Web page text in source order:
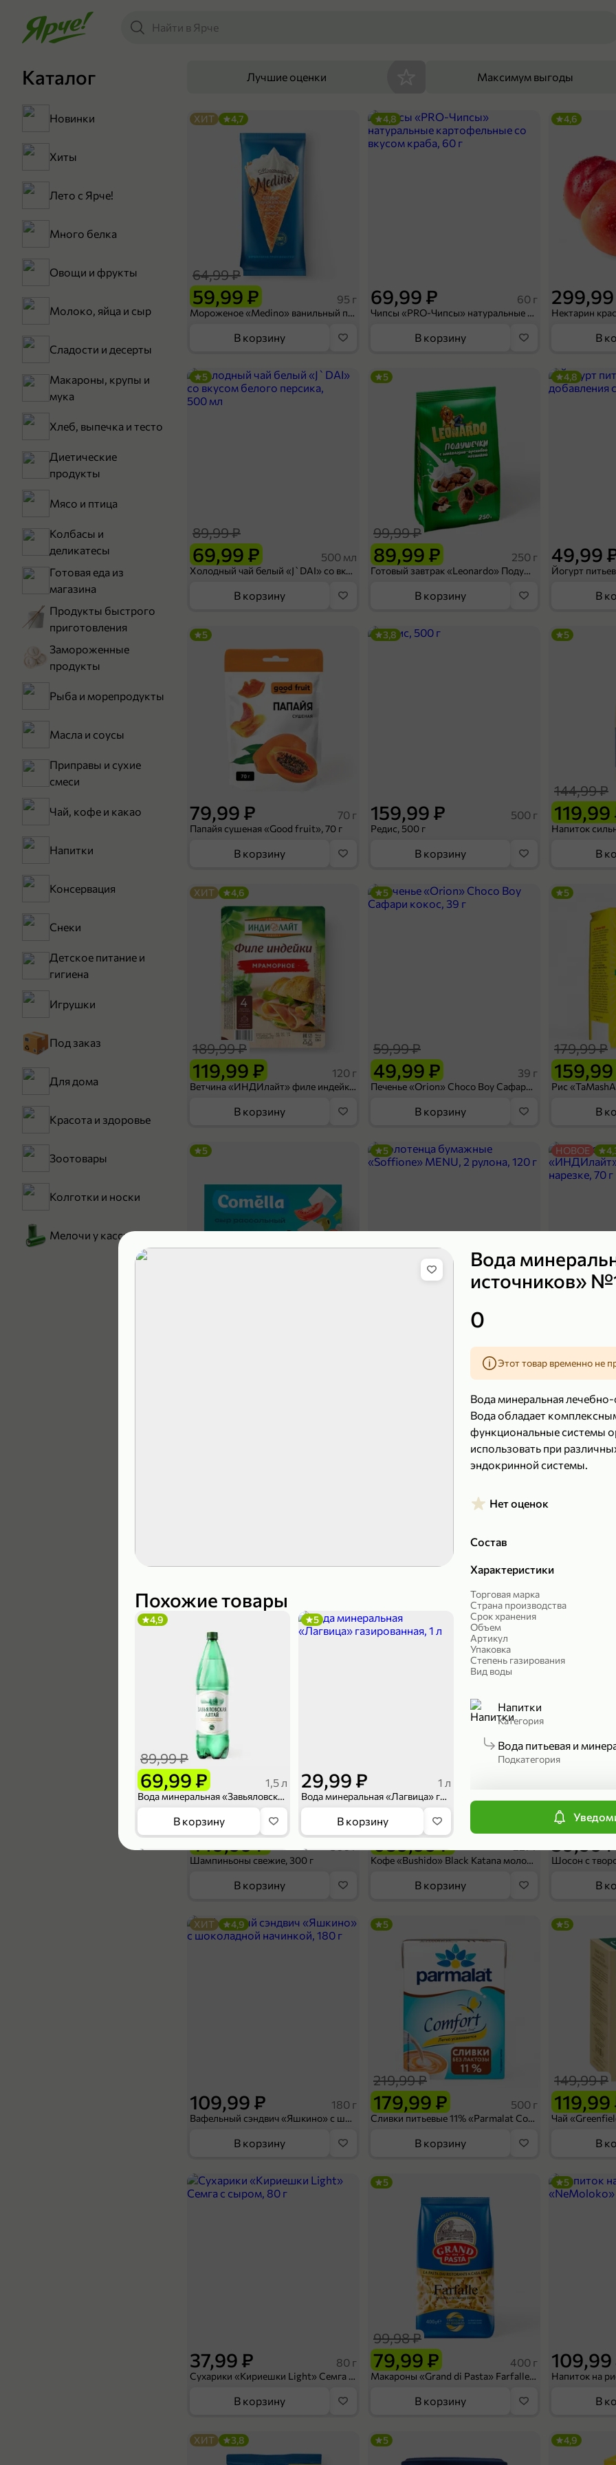
Похожие товары
69,99 ₽
89,99 ₽
1,5 л
Вода минеральная «Завьяловская» газированная, 1,5 л
4,9
В корзину
29,99 ₽ 1 л
Вода минеральная «Лагвица» газированная, 1 л
5
В корзину
250 мл
Вода негазированная «Черноголовка», 250 мл
2 л
Вода питьевая артезианская «Лель», 2 л
Вода
источников»
0
Этот товар временно не
Вода минеральная лечебно-
Вода обладает
функциональные системы
использовать при
эндокринной системы.
Нет оценок
Состав
Характеристики
Торговая марка
Страна производства
Срок хранения
Объем
Артикул
Упаковка
Степень газирования
Вид воды
Напитки
Категория
Вода питьевая и
Подкатегория
Каталог
Новинки
Хиты
Лето с Ярче!
Много белка
Овощи и фрукты
Молоко, яйца и сыр
Сладости и десерты
Макароны, крупы и
мука
Хлеб, выпечка и тесто
Диетические
продукты
Мясо и птица
Колбасы и
деликатесы
Готовая еда из
магазина
Продукты быстрого
приготовления
Замороженные
продукты
Рыба и морепродукты
Масла и соусы
Приправы и сухие
смеси
Чай, кофе и какао
Напитки
Консервация
Снеки
Детское питание и
гигиена
Игрушки
Под заказ
Для дома
Красота и здоровье
Зоотовары
Колготки и носки
Мелочи у кассы
Лучшие оценки Максимум выгоды
59,99 ₽
64,99 ₽
95 г
Мороженое «Medino» ванильный пломбир в рожке, 95 г
ХИТ 4,7
В корзину
69,99 ₽ 60 г
Чипсы «PRO-Чипсы» натуральные картофельные со вкусом краба, 60 г
4,8
В корзину
Нектарин
4,6
В
69,99 ₽
89,99 ₽
500 мл
Холодный чай белый «J`DAI» со вкусом белого персика, 500 мл
5
В корзину
89,99 ₽
99,99 ₽
250 г
Готовый завтрак «Leonardo» Подушечки с шоколадно-ореховой начинкой, 250 г
5
В корзину
49,99
4,8
В
79,99 ₽ 70 г
Папайя сушеная «Good fruit», 70 г
5
В корзину
159,99 ₽ 500 г
Редис, 500 г
3,8
В корзину
119,99
144,99 ₽
5
В
119,99 ₽
189,99 ₽
120 г
Ветчина «ИНДИлайт» филе индейки Мраморное, в нарезке, 120 г
ХИТ 4,6
В корзину
49,99 ₽
59,99 ₽
39 г
Печенье «Orion» Choco Boy Сафари кокос, 39 г
5
В корзину
179,99 ₽
5
В
5
Полотенца бумажные «Soffione» MENU, 2 рулона, 120 г
5 НОВОЕ
В
119,99 ₽ 299,99 ₽
Манго «Good fruit» резаное, 300 г
В корзину
149,99 ₽
169,99 ₽
Шампиньоны свежие, 300 г
4,6
В корзину
689,99 ₽
839,99 ₽
Кофе «Bushido» Black Katana молотый, 227 г
В корзину
59,99
ХИТ
В
109,99 ₽ 180 г
Вафельный сэндвич «Яшкино» с шоколадной начинкой, 180 г
ХИТ 4,9
В корзину
179,99 ₽
219,99 ₽
500 г
Сливки питьевые 11% «Parmalat Comfort» безлактозные, 500 г
5
В корзину
119,99
149,99 ₽
5
В
37,99 ₽ 80 г
Сухарики «Кириешки Light» Семга с сыром, 80 г
В корзину
79,99 ₽
99,98 ₽
400 г
Макароны «Grand di Pasta» Farfalle, 400 г
5
В корзину
109,99
5
В
ХИТ 3,8 5 4,9